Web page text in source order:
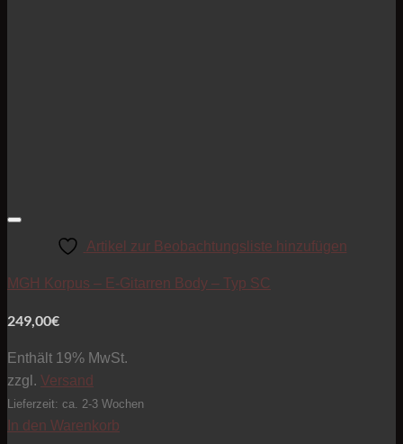
Artikel zur Beobachtungsliste hinzufügen
MGH Korpus – E-Gitarren Body – Typ SC
249,00€
Enthält 19% MwSt.
zzgl. Versand
Lieferzeit: ca. 2-3 Wochen
In den Warenkorb